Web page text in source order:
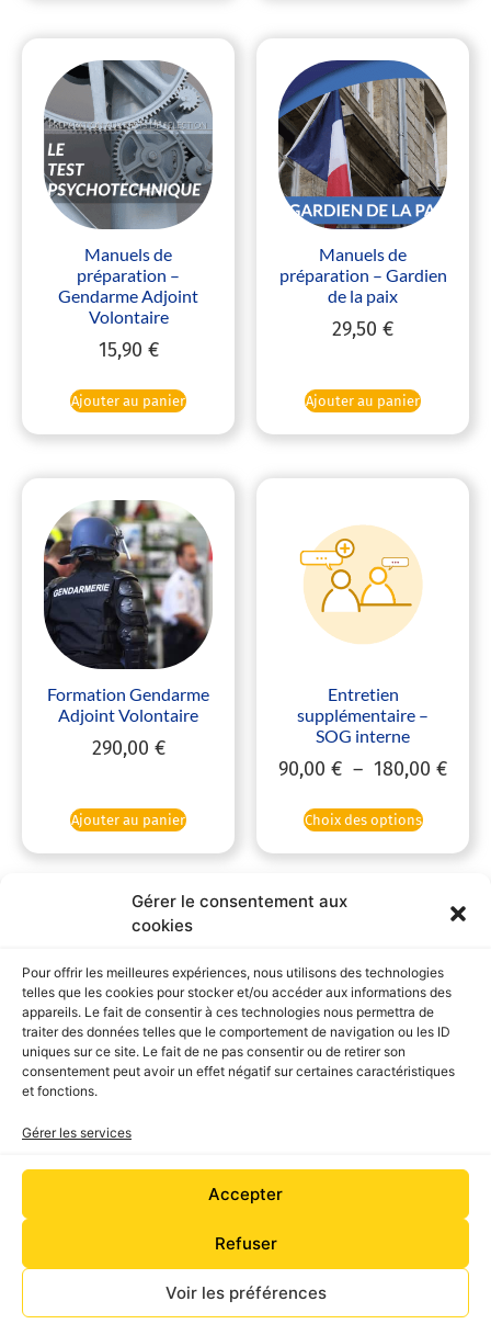
Gérer le consentement aux
cookies
Pour offrir les meilleures expériences, nous utilisons des technologies
telles que les cookies pour stocker et/ou accéder aux informations des
appareils. Le fait de consentir à ces technologies nous permettra de
traiter des données telles que le comportement de navigation ou les ID
uniques sur ce site. Le fait de ne pas consentir ou de retirer son
consentement peut avoir un effet négatif sur certaines caractéristiques
et fonctions.
Gérer les services
Accepter
Refuser
Voir les préférences
Manuels de
préparation –
Gendarme Adjoint
Volontaire
15,90 €
Ajouter au panier
Manuels de
préparation – Gardien
de la paix
29,50 €
Ajouter au panier
Formation Gendarme
Adjoint Volontaire
290,00 €
Ajouter au panier
Entretien
supplémentaire –
SOG interne
90,00 € – 180,00 €
Choix des options
supplémentaire –
€